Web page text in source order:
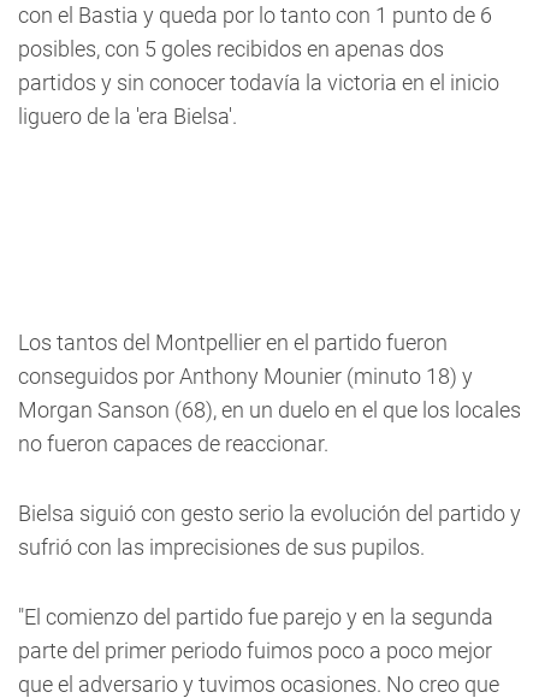
con el Bastia y queda por lo tanto con 1 punto de 6
posibles, con 5 goles recibidos en apenas dos
partidos y sin conocer todavía la victoria en el inicio
liguero de la 'era Bielsa'.
Los tantos del Montpellier en el partido fueron
conseguidos por Anthony Mounier (minuto 18) y
Morgan Sanson (68), en un duelo en el que los locales
no fueron capaces de reaccionar.
Bielsa siguió con gesto serio la evolución del partido y
sufrió con las imprecisiones de sus pupilos.
"El comienzo del partido fue parejo y en la segunda
parte del primer periodo fuimos poco a poco mejor
que el adversario y tuvimos ocasiones. No creo que